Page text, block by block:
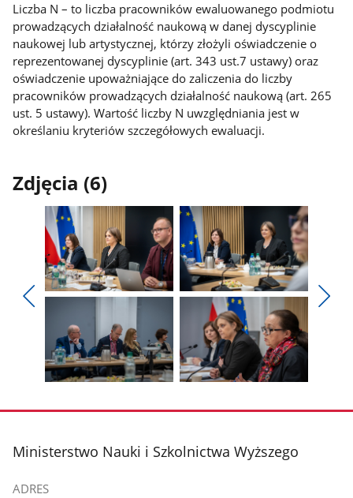
Liczba N – to liczba pracowników ewaluowanego podmiotu
prowadzących działalność naukową w danej dyscyplinie
naukowej lub artystycznej, którzy złożyli oświadczenie o
reprezentowanej dyscyplinie (art. 343 ust.7 ustawy) oraz
oświadczenie upoważniające do zaliczenia do liczby
pracowników prowadzących działalność naukową (art. 265
ust. 5 ustawy). Wartość liczby N uwzględniania jest w
określaniu kryteriów szczegółowych ewaluacji.
Zdjęcia (6)
poprzednie
zdjęcia
Pokaż
galerii.
Pokaż
zdjęcie
z
galerii.
zdjęcie
galerii.
zdjęcie
galerii.
stopka
Ministerstwo Nauki i Szkolnictwa Wyższego
ADRES